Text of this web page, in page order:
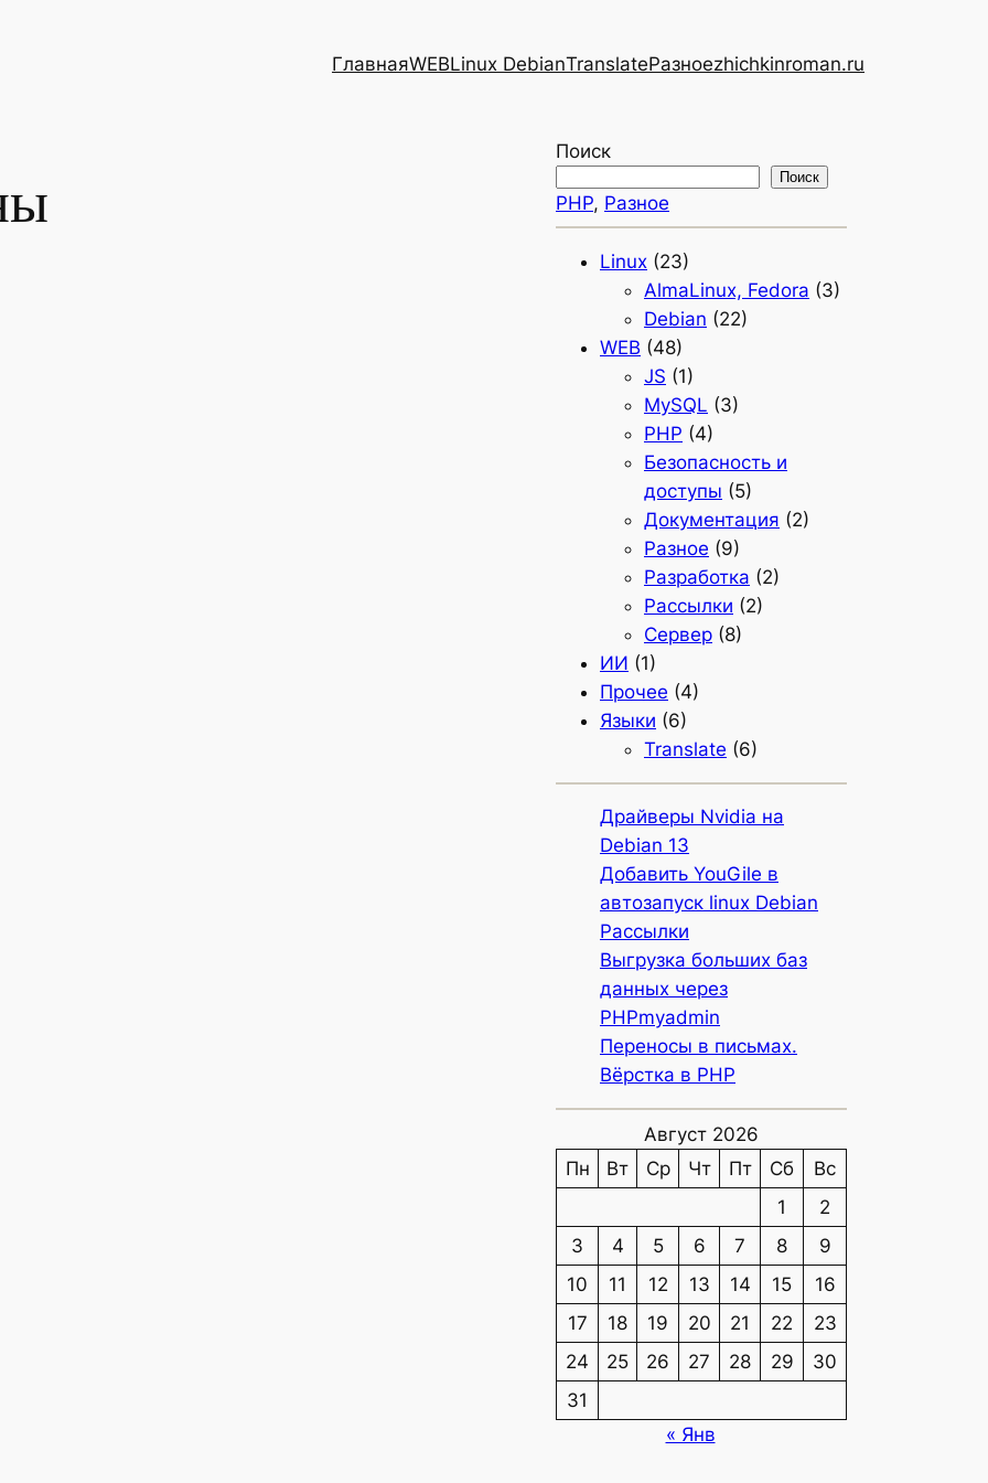
ГлавнаяWEBLinux DebianTranslateРазноеzhichkinroman.ru
Поиск
Поиск
PHP, Разное
Linux (23)
AlmaLinux, Fedora (3)
Debian (22)
WEB (48)
JS (1)
MySQL (3)
PHP (4)
Безопасность и
доступы (5)
Документация (2)
Разное (9)
Разработка (2)
Рассылки (2)
Сервер (8)
ИИ (1)
Прочее (4)
Языки (6)
Translate (6)
Драйверы Nvidia на
Debian 13
Добавить YouGile в
автозапуск linux Debian
Рассылки
Выгрузка больших баз
данных через
PHPmyadmin
Переносы в письмах.
Вёрстка в PHP
Август 2026
Пн
Вт Ср Чт Пт Сб
Вс
1
2
3
4 5 6 7 8
9
10
11 12 13 14 15
16
17
18 19 20 21 22
23
24
25 26 27 28 29
30
31
« Янв